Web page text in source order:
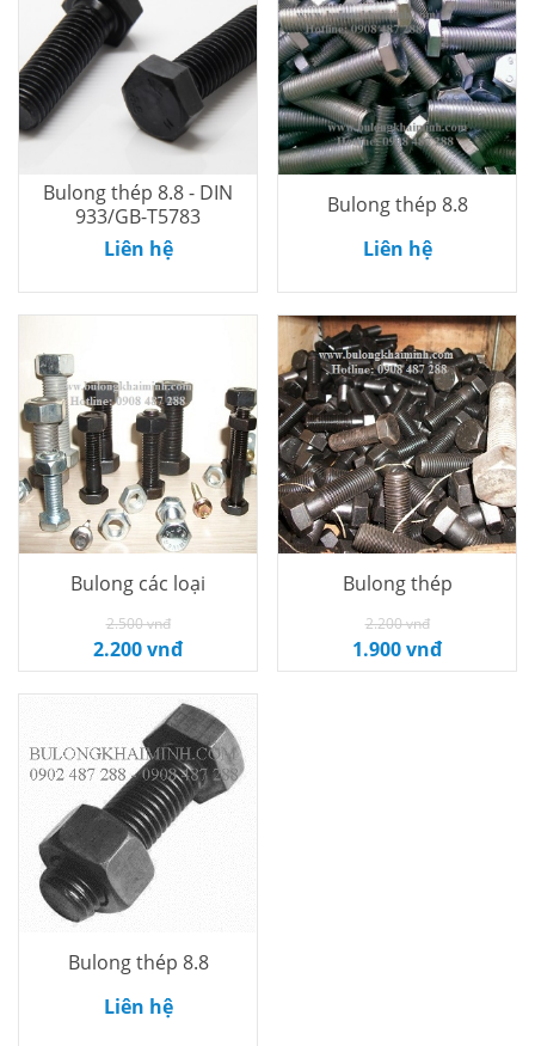
Thêm vào
Bulong thép 8.8 - DIN
933/GB-T5783
Liên hệ
Bulong thép 8.8
Liên hệ
giỏ
Bulong các loại
2.500 vnđ
2.200 vnđ giỏ
Bulong thép
2.200 vnđ
1.900 vnđ
Bulong thép 8.8
Liên hệ